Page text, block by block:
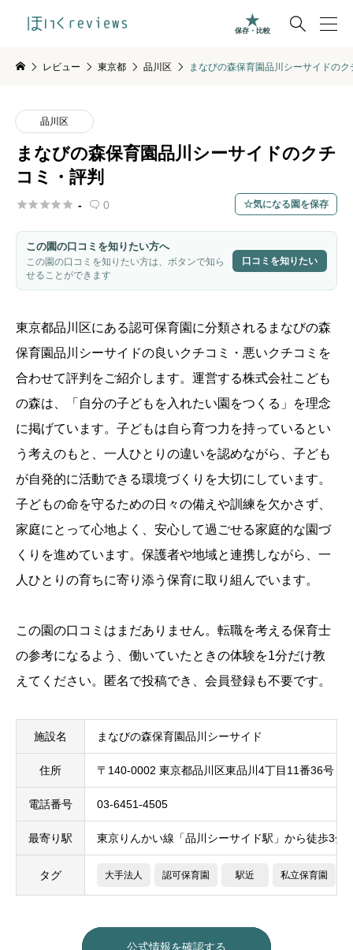

保存・比較
レビュー 東京都 品川区 まなびの森保育園品川シーサイドの
品川区
まなびの森保育園品川シーサイドのクチ
コミ・評判
 -  0 気になる園を保存
この園の口コミを知りたい方へ
この園の口コミを知りたい方は、ボタンで知ら
せることができます
口コミを知りたい
東京都品川区にある認可保育園に分類されるまなびの森
保育園品川シーサイドの良いクチコミ・悪いクチコミを
合わせて評判をご紹介します。運営する株式会社こども
の森は、「自分の子どもを入れたい園をつくる」を理念
に掲げています。子どもは自ら育つ力を持っているとい
う考えのもと、一人ひとりの違いを認めながら、子ども
が自発的に活動できる環境づくりを大切にしています。
子どもの命を守るための日々の備えや訓練を欠かさず、
家庭にとって心地よく、安心して過ごせる家庭的な園づ
くりを進めています。保護者や地域と連携しながら、一
人ひとりの育ちに寄り添う保育に取り組んでいます。
この園の口コミはまだありません。転職を考える保育士
の参考になるよう、働いていたときの体験を1分だけ教
えてください。匿名で投稿でき、会員登録も不要です。
施設名 まなびの森保育園品川シーサイド
住所 〒140-0002 東京都品川区東品川4丁目11番36号
電話番号 03-6451-4505
最寄り駅 東京りんかい線「品川シーサイド駅」から徒歩3分
タグ 大手法人 認可保育園 駅近 私立保育園
公式情報を確認する